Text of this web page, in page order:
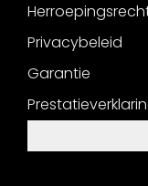
Privacybeleid
Garantie